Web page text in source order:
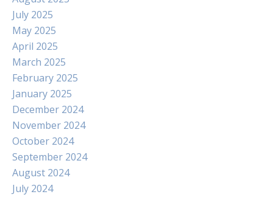
July 2025
May 2025
April 2025
March 2025
February 2025
January 2025
December 2024
November 2024
October 2024
September 2024
August 2024
July 2024